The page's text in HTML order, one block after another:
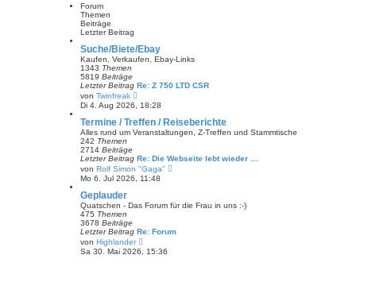
Forum
Themen
Beiträge
Letzter Beitrag
Suche/Biete/Ebay
Kaufen, Verkaufen, Ebay-Links
1343 Themen
5819 Beiträge
Letzter Beitrag Re: Z 750 LTD CSR
von Twinfreak
e
u
e
s
t
r
B
a
Di 4. Aug 2026, 18:28
Termine / Treffen / Reiseberichte
Alles rund um Veranstaltungen, Z-Treffen und Stammtische
242 Themen
2714 Beiträge
Letzter Beitrag Re: Die Webseite lebt wieder …
von Rolf Simon "Gaga"
s
t
B
Mo 6. Jul 2026, 11:48
Geplauder
Quatschen - Das Forum für die Frau in uns :-)
475 Themen
3678 Beiträge
Letzter Beitrag Re: Forum
von Highlander
u
Sa 30. Mai 2026, 15:36